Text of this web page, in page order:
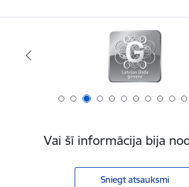
Vai šī informācija bija
Sniegt atsauksmi